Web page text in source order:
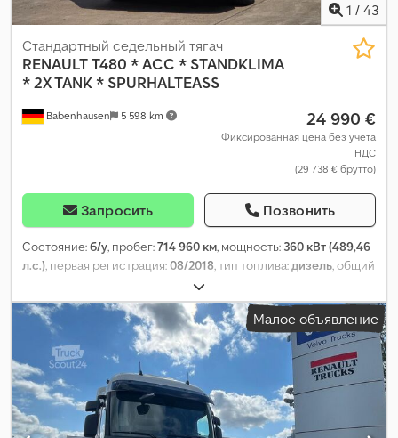
1 / 43
Babenhausen 5 598 km
Стандартный седельный тягач
RENAULTT480 * ACC * STANDKLIMA
* 2X TANK * SPURHALTEASS
24 990 €
Фиксированная цена без учета
НДС
(29 738 € брутто)
Запросить Позвонить
Состояние:б/у, пробег:714 960 км, мощность: 360 кВт (489,46
л.с.), первая регистрация:08/2018, тип топлива:дизель, общий
, конфигурация осей:
(TÜV):05/2027, тип передачи:автоматический, класс
выбросов:
, Год выпуска:2018, Оборудование:ABS,
кондиционер, отопитель стояночный, сажевый фильтр,
электронная программа стабилизации (ESP)
Малое объявление